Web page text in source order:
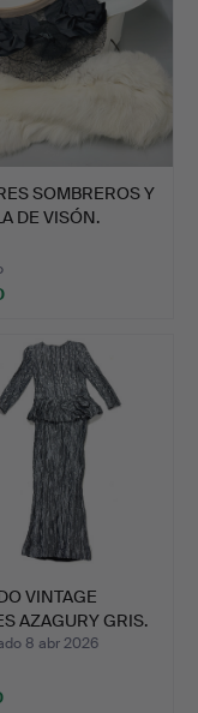
SOMBREROS Y
DE VISÓN.
VINTAGE
AZAGURY GRIS.
8 abr 2026